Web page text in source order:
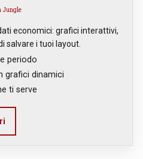
Jungle
economici: grafici interattivi,
salvare i tuoi layout.
periodo
grafici dinamici
ti serve